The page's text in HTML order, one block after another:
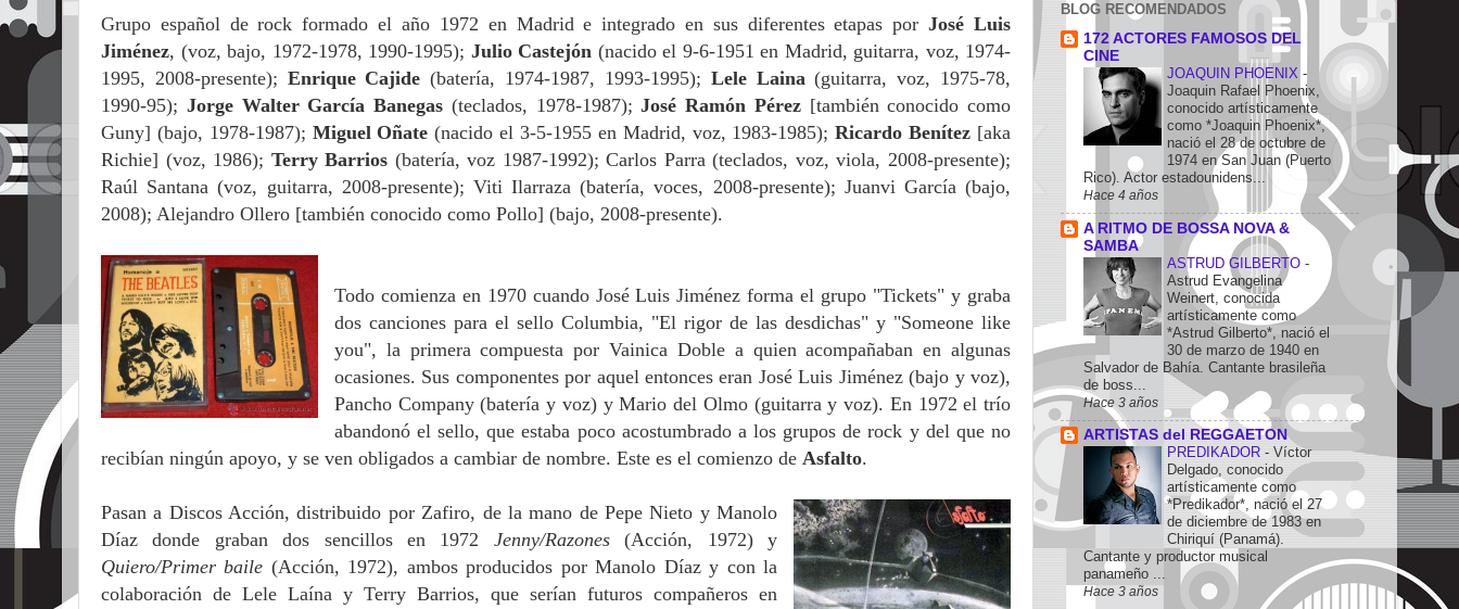
Grupo español de rock formado el año 1972 en Madrid e integrado en sus diferentes etapas por José Luis
Jiménez, (voz, bajo, 1972-1978, 1990-1995); Julio Castejón (nacido el 9-6-1951 en Madrid, guitarra, voz, 1974-
1995, 2008-presente); Enrique Cajide (batería, 1974-1987, 1993-1995); Lele Laina (guitarra, voz, 1975-78,
1990-95); Jorge Walter García Banegas (teclados, 1978-1987);José Ramón Pérez[también conocido como
Guny] (bajo, 1978-1987); Miguel Oñate (nacido el 3-5-1955 en Madrid, voz, 1983-1985);Ricardo Benítez [aka
Richie] (voz, 1986); Terry Barrios (batería, voz 1987-1992); Carlos Parra (teclados, voz, viola, 2008-presente);
Raúl Santana (voz, guitarra, 2008-presente); Viti Ilarraza (batería, voces, 2008-presente); Juanvi García (bajo,
2008); Alejandro Ollero [también conocido como Pollo] (bajo, 2008-presente).
Todo comienza en 1970 cuando José Luis Jiménez forma el grupo "Tickets" y graba
dos canciones para el sello Columbia, "El rigor de las desdichas" y "Someone like
you", la primera compuesta por Vainica Doble a quien acompañaban en algunas
ocasiones. Sus componentes por aquel entonces eran José Luis Jiménez (bajo y voz),
Pancho Company (batería y voz) y Mario del Olmo (guitarra y voz). En 1972 el trío
abandonó el sello, que estaba poco acostumbrado a los grupos de rock y del que no
recibían ningún apoyo, y se ven obligados a cambiar de nombre. Este es el comienzo de Asfalto.
Pasan a Discos Acción, distribuido por Zafiro, de la mano de Pepe Nieto y Manolo
Díaz donde graban dos sencillos en 1972 Jenny/Razones(Acción, 1972) y
Quiero/Primer baile (Acción, 1972), ambos producidos por Manolo Díaz y con la
colaboración de Lele Laína y Terry Barrios, que serían futuros compañeros en
BLOG RECOMENDADOS
172 ACTORES FAMOSOS DEL
CINE
JOAQUIN PHOENIX -
Joaquin Rafael Phoenix,
conocido artísticamente
como *Joaquin Phoenix*,
nació el 28 de octubre de
1974 en San Juan (Puerto
Rico). Actor estadounidens...
Hace 4 años
A RITMO DE BOSSA NOVA &
SAMBA
ASTRUD GILBERTO -
Astrud Evangelina
Weinert, conocida
artísticamente como
*Astrud Gilberto*, nació el
30 de marzo de 1940 en
Salvador de Bahía. Cantante brasileña
de boss...
Hace 3 años
ARTISTAS del REGGAETON
PREDIKADOR - Víctor
Delgado, conocido
artísticamente como
*Predikador*, nació el 27
de diciembre de 1983 en
Chiriquí (Panamá).
Cantante y productor musical
panameño ...
Hace 3 años